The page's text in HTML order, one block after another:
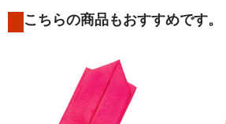
こちらの商品もおすすめです。